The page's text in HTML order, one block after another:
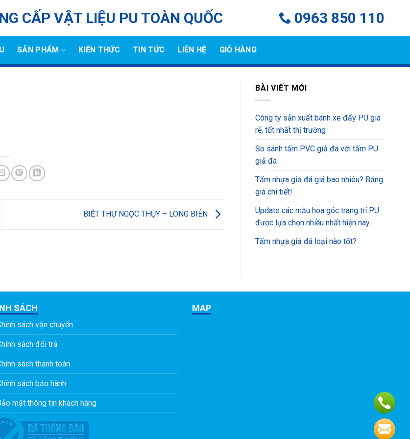
CẤP VẬT LIỆU PU TOÀN QUỐC 0963 850 110
SẢN PHẨM KIẾN THỨC TIN TỨC LIÊN HỆ GIỎ HÀNG
BIỆT THỰ NGỌC THỤY – LONG BIÊN
BÀI VIẾT MỚI
Công ty sản xuất bánh xe đẩy PU giá
rẻ, tốt nhất thị trường
So sánh tấm PVC giả đá với tấm PU
giả đá
Tấm nhựa giả đá giá bao nhiêu? Bảng
giá chi tiết!
Update các mẫu hoa góc trang trí PU
được lựa chọn nhiều nhất hiện nay
Tấm nhựa giả đá loại nào tốt?
SÁCH
sách vận chuyển
sách đổi trả
sách thanh toán
sách bảo hành
mật thông tin khách hàng
MAP